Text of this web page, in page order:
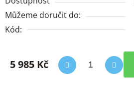
Můžeme doručit do:
Kód:
5 985 Kč